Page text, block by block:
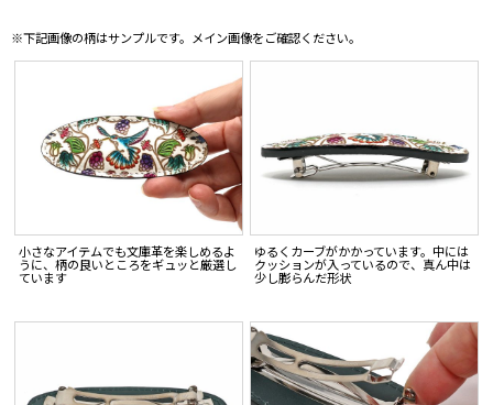
※下記画像の柄はサンプルです。メイン画像をご確認ください。
小さなアイテムでも文庫革を楽しめるよ
うに、柄の良いところをギュッと厳選し
ています
ゆるくカーブがかかっています。中には
クッションが入っているので、真ん中は
少し膨らんだ形状